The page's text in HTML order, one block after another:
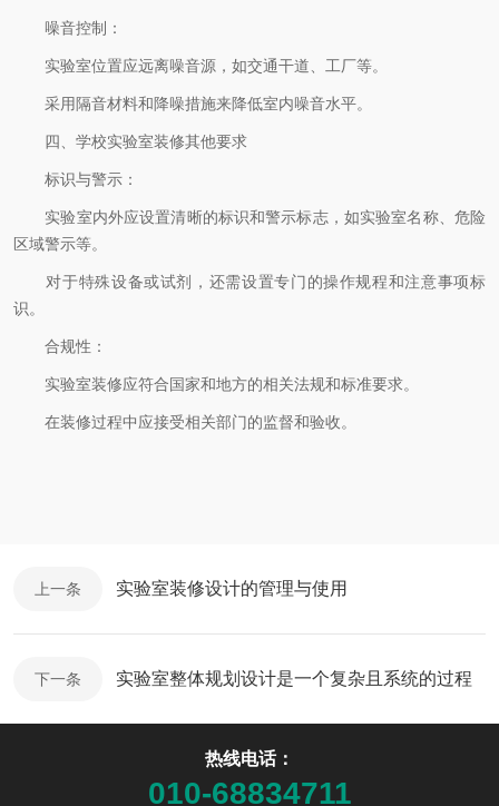
噪音控制：
实验室位置应远离噪音源，如交通干道、工厂等。
采用隔音材料和降噪措施来降低室内噪音水平。
四、学校实验室装修其他要求
标识与警示：
实验室内外应设置清晰的标识和警示标志，如实验室名称、危险
区域警示等。
对于特殊设备或试剂，还需设置专门的操作规程和注意事项标
识。
合规性：
实验室装修应符合国家和地方的相关法规和标准要求。
在装修过程中应接受相关部门的监督和验收。
上一条 实验室装修设计的管理与使用
下一条 实验室整体规划设计是一个复杂且系统的过程
热线电话：
010-68834711